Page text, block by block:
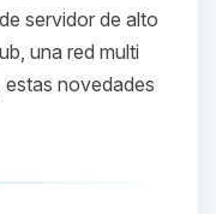
servidor de alto
una red multi
novedades